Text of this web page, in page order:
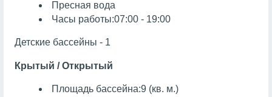
Пресная вода
Часы работы:07:00 - 19:00
Детские бассейны - 1
Крытый / Открытый
Площадь бассейна:9 (кв. м.)